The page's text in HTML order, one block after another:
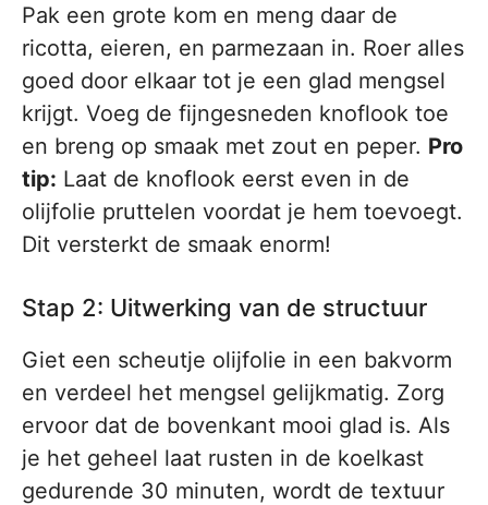
Pak een grote kom en meng daar de
ricotta, eieren, en parmezaan in. Roer alles
goed door elkaar tot je een glad mengsel
krijgt. Voeg de fijngesneden knoflook toe
en breng op smaak met zout en peper. Pro
tip: Laat de knoflook eerst even in de
olijfolie pruttelen voordat je hem toevoegt.
Dit versterkt de smaak enorm!
Stap 2: Uitwerking van de structuur
Giet een scheutje olijfolie in een bakvorm
en verdeel het mengsel gelijkmatig. Zorg
ervoor dat de bovenkant mooi glad is. Als
je het geheel laat rusten in de koelkast
gedurende 30 minuten, wordt de textuur